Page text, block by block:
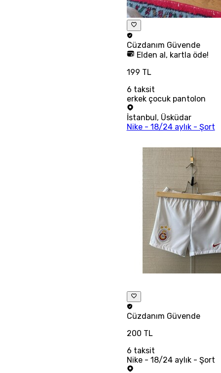
Cüzdanım Güvende
Elden al, kartla öde!
199 TL
6 taksit
erkek çocuk pantolon
İstanbul, Üsküdar
Nike - 18/24 aylık - Şort
Cüzdanım Güvende
200 TL
6 taksit
Nike - 18/24 aylık - Şort